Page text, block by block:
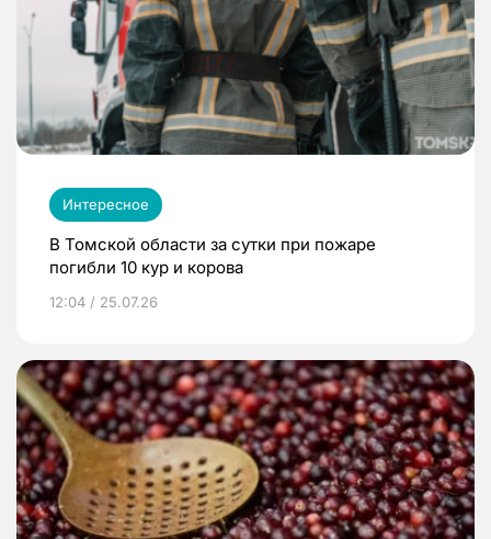
Интересное
В Томской области за сутки при пожаре
погибли 10 кур и корова
12:04 / 25.07.26